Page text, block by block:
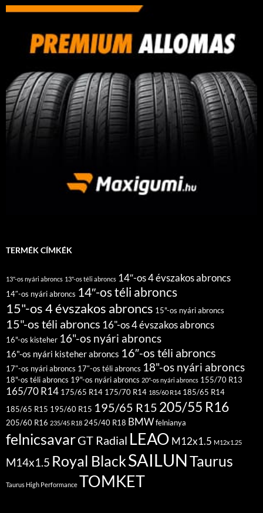
TERMÉK CÍMKÉK
13"-os nyári abroncs 13"-os téli abroncs 14″-os 4 évszakos abroncs
14″-os nyári abroncs 14″-os téli abroncs
15"-os 4 évszakos abroncs 15"-os nyári abroncs
15"-os téli abroncs 16"-os 4 évszakos abroncs
16"-os kisteher 16"-os nyári abroncs
16"-os nyári kisteher abroncs 16″-os téli abroncs
17″-os nyári abroncs 17″-os téli abroncs 18"-os nyári abroncs
18"-os téli abroncs 19"-os nyári abroncs 20"-os nyári abroncs 155/70 R13
165/70 R14 175/65 R14 175/70 R14 185/60 R14 185/65 R14
185/65 R15 195/60 R15 195/65 R15 205/55 R16
205/60 R16 235/45 R18 245/40 R18 BMWfelnianya
felnicsavarGT Radial LEAO M12x1.5 M12x1.25
M14x1.5 Royal BlackSAILUNTaurus
Taurus High Performance TOMKET